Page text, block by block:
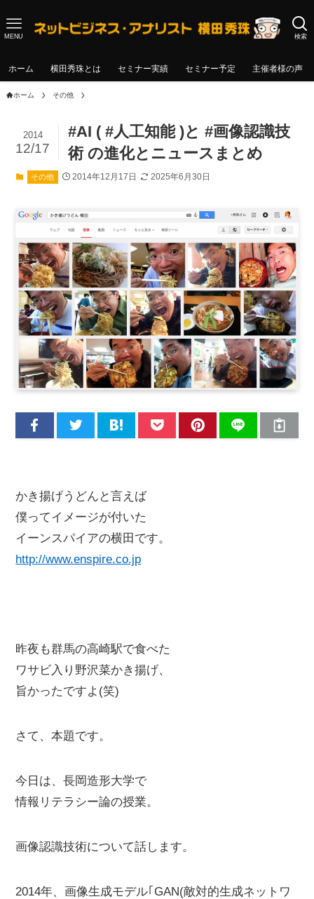
検索
MENU
ホーム 横田秀珠とは セミナー実績 セミナー予定 主催者様の声
ホーム その他
#AI ( #人工知能 )と #画像認識技
術 の進化とニュースまとめ
2014
12/17
その他 2014年12月17日 2025年6月30日
かき揚げうどんと言えば
僕ってイメージが付いた
イーンスパイアの横田です。
http://www.enspire.co.jp
昨夜も群馬の高崎駅で食べた
ワサビ入り野沢菜かき揚げ、
旨かったですよ(笑)
さて、本題です。
今日は、長岡造形大学で
情報リテラシー論の授業。
画像認識技術について話します。
2014年、画像生成モデル｢GAN(敵対的生成ネットワ